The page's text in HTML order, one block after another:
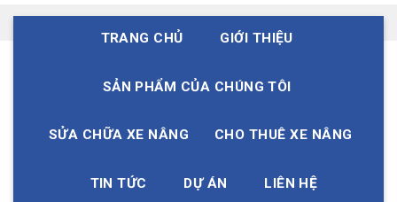
TRANG CHỦ GIỚI THIỆU
SẢN PHẨM CỦA CHÚNG TÔI
SỬA CHỮA XE NÂNG CHO THUÊ XE NÂNG
TIN TỨC DỰ ÁN LIÊN HỆ